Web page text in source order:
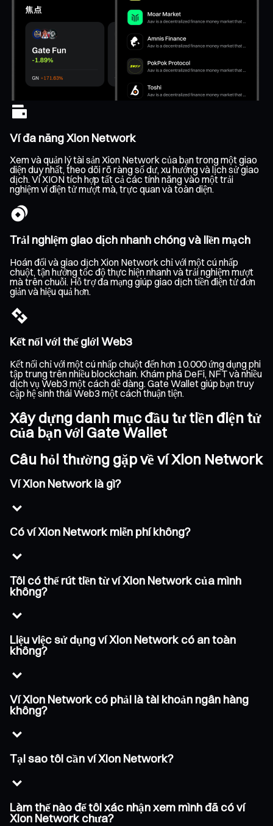
Ví đa năng Xion Network
Xem và quản lý tài sản Xion Network của bạn trong một giao
diện duy nhất, theo dõi rõ ràng số dư, xu hướng và lịch sử giao
dịch. Ví XION tích hợp tất cả các tính năng vào một trải
nghiệm ví điện tử mượt mà, trực quan và toàn diện.
Trải nghiệm giao dịch nhanh chóng và liền mạch
Hoán đổi và giao dịch Xion Network chỉ với một cú nhấp
chuột, tận hưởng tốc độ thực hiện nhanh và trải nghiệm mượt
mà trên chuỗi. Hỗ trợ đa mạng giúp giao dịch tiền điện tử đơn
giản và hiệu quả hơn.
Kết nối với thế giới Web3
Kết nối chỉ với một cú nhấp chuột đến hơn 10.000 ứng dụng phi
tập trung trên nhiều blockchain. Khám phá DeFi, NFT và nhiều
dịch vụ Web3 một cách dễ dàng. Gate Wallet giúp bạn truy
cập hệ sinh thái Web3 một cách thuận tiện.
Xây dựng danh mục đầu tư tiền điện tử
của bạn với Gate Wallet
Câu hỏi thường gặp về ví Xion Network
Ví Xion Network là gì?
Có ví Xion Network miễn phí không?
Tôi có thể rút tiền từ ví Xion Network của mình
không?
Liệu việc sử dụng ví Xion Network có an toàn
không?
Ví Xion Network có phải là tài khoản ngân hàng
không?
Tại sao tôi cần ví Xion Network?
Làm thế nào để tôi xác nhận xem mình đã có ví
Xion Network chưa?